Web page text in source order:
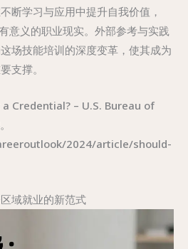
断学习与应用中提升自我价值，
意义的职业现实。外部参考与实践
场技能培训的深度变革，使其成为
支撑。
Credential? – U.S. Bureau of
2024/article/should-
域就业的新范式